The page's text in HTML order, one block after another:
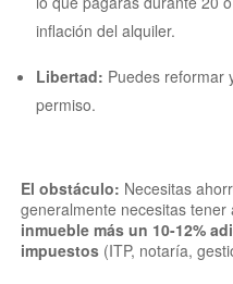
inflación del alquiler.
Libertad: Puedes reformar
permiso.
El obstáculo: Necesitas
generalmente necesitas tener
inmueble más un 10-12%
impuestos(ITP, notaría,